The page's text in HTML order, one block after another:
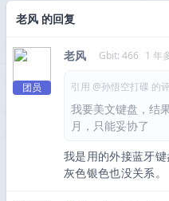
老风 的回复
团员
老风 Gbit: 466 1 年
引用 @孙悟空打碟 的
我要美文键盘，结
月，只能妥协了
我是用的外接蓝牙
灰色银色也没关系。